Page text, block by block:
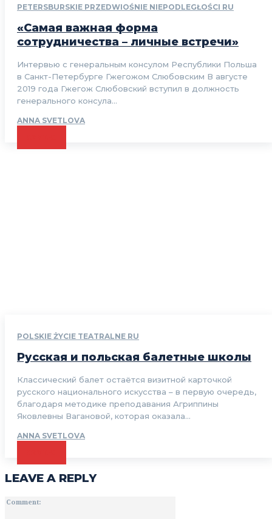
PETERSBURSKIE PRZEDWIOŚNIE NIEPODLEGŁOŚCI RU
«Самая важная форма
сотрудничества – личные встречи»
Интервью с генеральным консулом Республики Польша
в Санкт-Петербурге Гжегожом Cлюбовским В августе
2019 года Гжегож Слюбовский вступил в должность
генерального консула...
ANNA SVETLOVA
POLSKIE ŻYCIE TEATRALNE RU
Русская и польская балетные школы
Классический балет остаётся визитной карточкой
русского национального искусства – в первую очередь,
благодаря методике преподавания Агриппины
Яковлевны Вагановой, которая оказала...
ANNA SVETLOVA
LEAVE A REPLY